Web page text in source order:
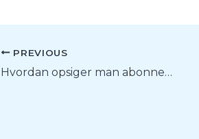
PREVIOUS
Hvordan opsiger man abonnement på iPhone?